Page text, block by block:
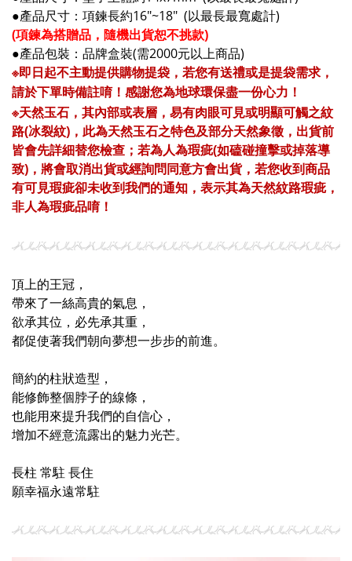
●產品尺寸：項鍊長約16"~18" (以最長最寬處計)
(項鍊為搭贈品，隨機出貨恕不挑款)
●產品包裝：品牌盒裝(需2000元以上商品)
※即日起不主動提供購物提袋，若您有送禮或是提袋需求，
請於下單時備註唷！感謝您為地球環保盡一份心力！
※天然玉石，其內部或表層，易有肉眼可見或明顯可觸之紋
路(冰裂紋)，此為天然玉石之特色及部分天然象徵，出貨前
皆會先詳細替您檢查；若為人為瑕疵(如磕碰撞擊或掉落導
致)，將會取消出貨或經詢問同意方會出貨，若您收到商品
有可見瑕疵卻未收到我們的通知，表示其為天然紋路瑕疵，
非人為瑕疵品唷！
頂上的王冠，
帶來了一絲高貴的氣息，
欲承其位，必先承其重，
都促使著我們朝向夢想一步步的前進。
簡約的柱狀造型，
能修飾整個脖子的線條，
也能用來提升我們的自信心，
增加不經意流露出的魅力光芒。
長柱 常駐 長住
願幸福永遠常駐